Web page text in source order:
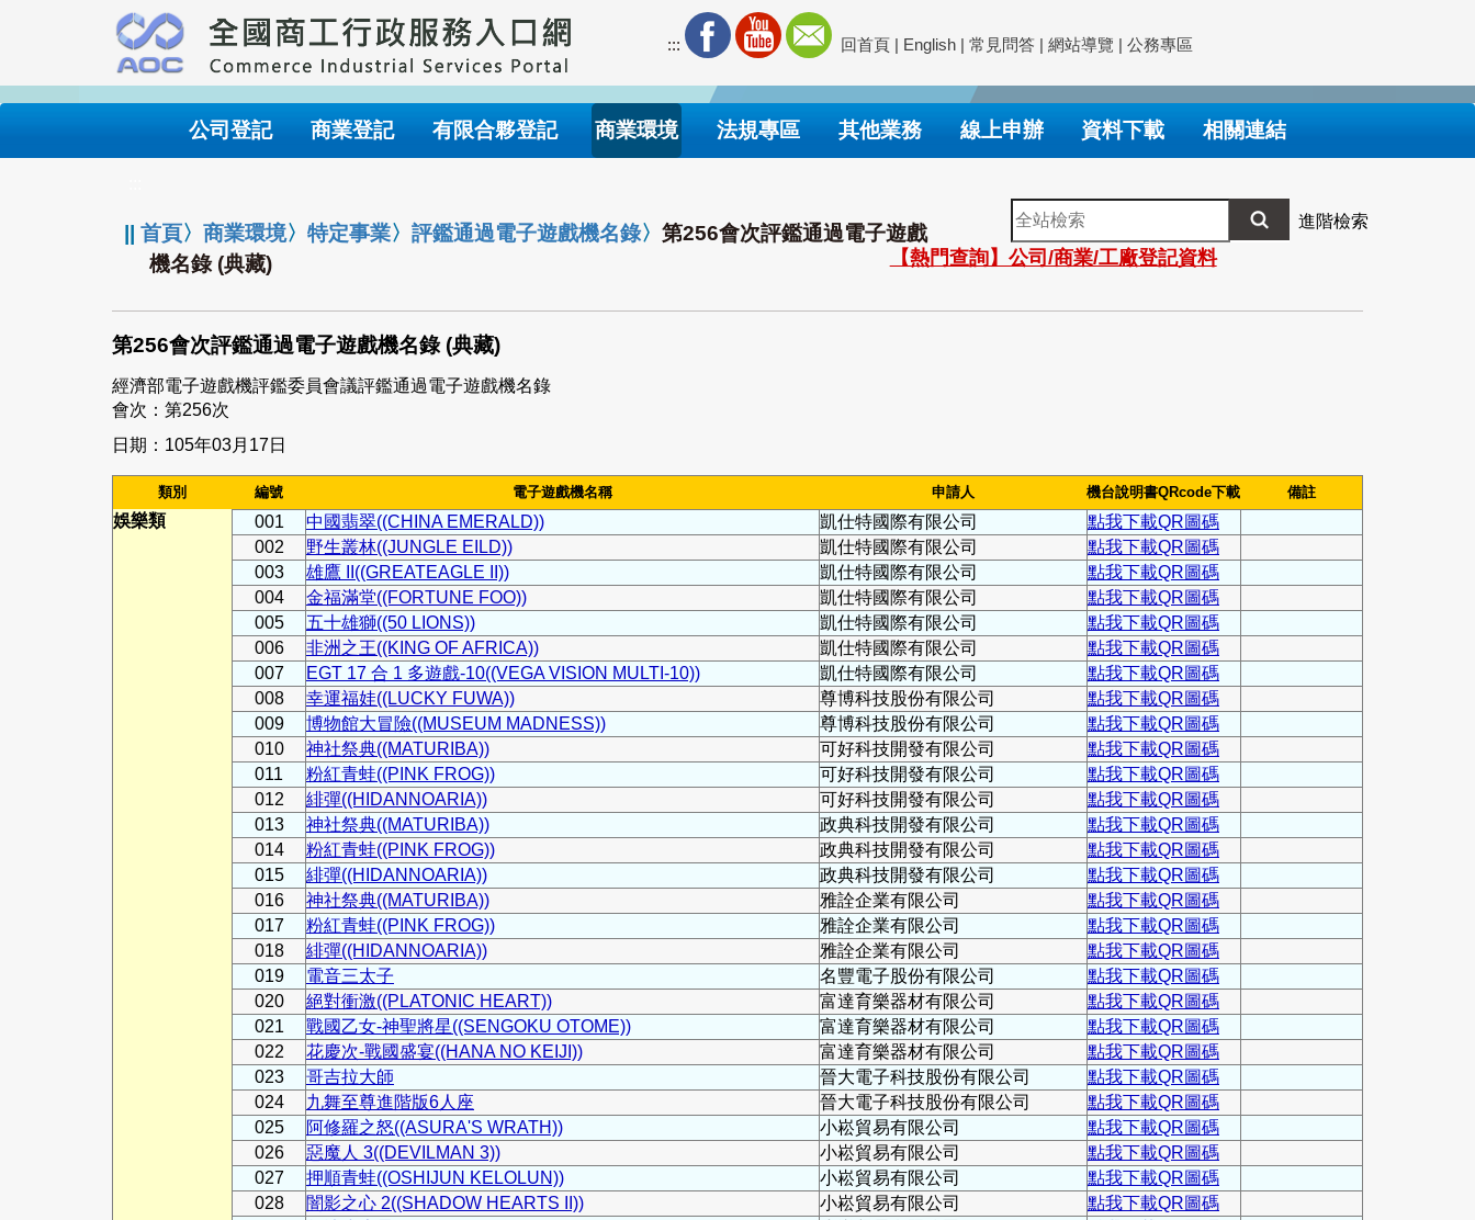
要
內
::: 回首頁 | English | 常見問答 | 網站導覽 | 公務專區
公司登記 商業登記 有限合夥登記 商業環境 法規專區 其他業務 線上申辦 資料下載 相關連結
||首頁〉商業環境〉特定事業〉評鑑通過電子遊戲機名錄〉第256會次評鑑通過電子遊戲
機名錄 (典藏)
全
站
檢
進階檢索
【熱門查詢】公司/商業/工廠登記資料
第256會次評鑑通過電子遊戲機名錄 (典藏)
經濟部電子遊戲機評鑑委員會議評鑑通過電子遊戲機名錄
會次：第256次
日期：105年03月17日
類別 編號 電子遊戲機名稱 申請人 機台說明書QRcode下載 備註
娛樂類 001 中國翡翠((CHINA EMERALD)) 凱仕特國際有限公司
點我下載QR圖碼
002
野生叢林((JUNGLE EILD)) 凱仕特國際有限公司
點我下載QR圖碼
003
雄鷹 II((GREATEAGLE II)) 凱仕特國際有限公司
點我下載QR圖碼
004
金福滿堂((FORTUNE FOO)) 凱仕特國際有限公司
點我下載QR圖碼
005
五十雄獅((50 LIONS)) 凱仕特國際有限公司
點我下載QR圖碼
006
非洲之王((KING OF AFRICA)) 凱仕特國際有限公司
點我下載QR圖碼
007
EGT 17 合 1 多遊戲-10((VEGA VISION MULTI-10)) 凱仕特國際有限公司
點我下載QR圖碼
008
幸運福娃((LUCKY FUWA)) 尊博科技股份有限公司
點我下載QR圖碼
009
博物館大冒險((MUSEUM MADNESS)) 尊博科技股份有限公司
點我下載QR圖碼
010
神社祭典((MATURIBA)) 可好科技開發有限公司
點我下載QR圖碼
011
粉紅青蛙((PINK FROG)) 可好科技開發有限公司
點我下載QR圖碼
012
緋彈((HIDANNOARIA)) 可好科技開發有限公司
點我下載QR圖碼
013
神社祭典((MATURIBA)) 政典科技開發有限公司
點我下載QR圖碼
014
粉紅青蛙((PINK FROG)) 政典科技開發有限公司
點我下載QR圖碼
015
緋彈((HIDANNOARIA)) 政典科技開發有限公司
點我下載QR圖碼
016
神社祭典((MATURIBA)) 雅詮企業有限公司
點我下載QR圖碼
017
粉紅青蛙((PINK FROG)) 雅詮企業有限公司
點我下載QR圖碼
018
緋彈((HIDANNOARIA)) 雅詮企業有限公司
點我下載QR圖碼
019
電音三太子 名豐電子股份有限公司
點我下載QR圖碼
020
絕對衝激((PLATONIC HEART)) 富達育樂器材有限公司
點我下載QR圖碼
021
戰國乙女-神聖將星((SENGOKU OTOME)) 富達育樂器材有限公司
點我下載QR圖碼
022
花慶次-戰國盛宴((HANA NO KEIJI)) 富達育樂器材有限公司
點我下載QR圖碼
023
哥吉拉大師 晉大電子科技股份有限公司
點我下載QR圖碼
024
九舞至尊進階版6人座 晉大電子科技股份有限公司
點我下載QR圖碼
025
阿修羅之怒((ASURA'S WRATH)) 小崧貿易有限公司
點我下載QR圖碼
026
惡魔人 3((DEVILMAN 3)) 小崧貿易有限公司
點我下載QR圖碼
027
押順青蛙((OSHIJUN KELOLUN)) 小崧貿易有限公司
點我下載QR圖碼
028
闇影之心 2((SHADOW HEARTS II)) 小崧貿易有限公司
點我下載QR圖碼